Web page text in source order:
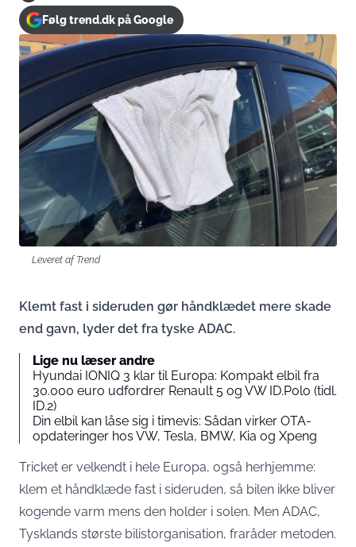
Følg trend.dk på Google
Leveret af Trend
Klemt fast i sideruden gør håndklædet mere skade
end gavn, lyder det fra tyske ADAC.
Lige nu læser andre
Hyundai IONIQ 3 klar til Europa: Kompakt elbil fra
30.000 euro udfordrer Renault 5 og VW ID.Polo (tidl.
ID.2)
Din elbil kan låse sig i timevis: Sådan virker OTA-
opdateringer hos VW, Tesla, BMW, Kia og Xpeng
Tricket er velkendt i hele Europa, også herhjemme:
klem et håndklæde fast i sideruden, så bilen ikke bliver
kogende varm mens den holder i solen. Men ADAC,
Tysklands største bilistorganisation, fraråder metoden.